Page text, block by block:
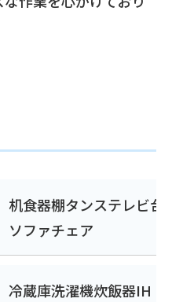
机食器棚タンステレビ台
ソファチェア
冷蔵庫洗濯機炊飯器IH・